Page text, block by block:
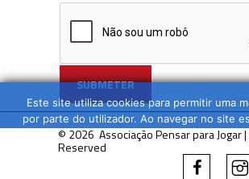
Este site utiliza cookies para permitir uma
por parte do utilizador. Ao navegar no site
sua utilização.
LER MAIS
© 2026 Associação Pensar para Jogar |
Reserved